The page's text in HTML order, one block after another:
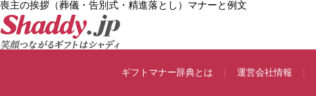
喪主の挨拶（葬儀・告別式・精進落とし）マナーと例文
ギフトマナー辞典とは 運営会社情報